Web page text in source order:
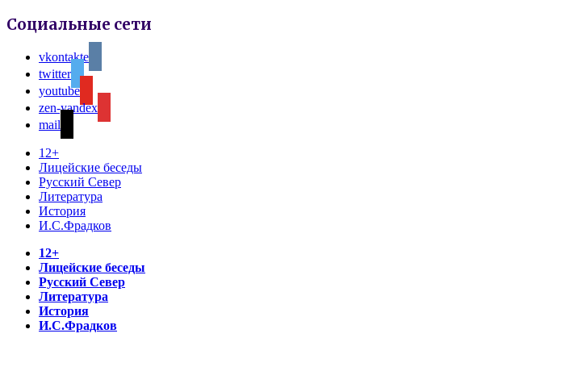
Социальные сети
vkontakte
twitter
youtube
zen-yandex
mail
12+
Лицейские беседы
Русский Север
Литература
История
И.С.Фрадков
12+
Лицейские беседы
Русский Север
Литература
История
И.С.Фрадков